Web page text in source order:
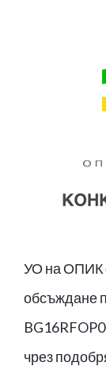
УО на ОПИК
обсъждане
чрез